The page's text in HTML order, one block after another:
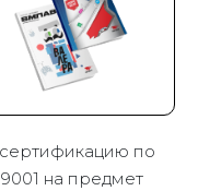
по
на предмет